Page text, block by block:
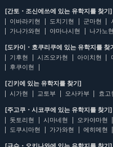
[간토・조신에쓰에 있는 유학지를 찾기]
이바라키현
도치기현 군마현
가나가와현
야마나시현 나가노현
[도카이・호쿠리쿠에 있는 유학지를 찾
기후현
시즈오카현 아이치현
후쿠이현
[긴키에 있는 유학지를 찾기]
시가현
교토부 오사카부 효고
[주고쿠・시코쿠에 있는 유학지를 찾기]
돗토리현
시마네현 오카야마현
도쿠시마현
가가와현 에히메현